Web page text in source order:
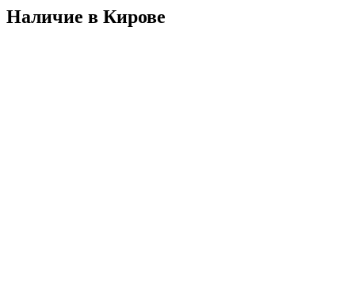
Наличие в Кировe